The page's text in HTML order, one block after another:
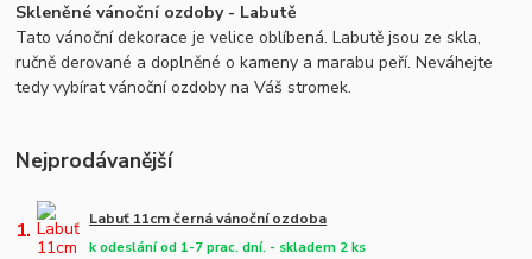
Skleněné vánoční ozdoby - Labutě
Tato vánoční dekorace je velice oblíbená. Labutě jsou ze skla,
ručně derované a doplněné o kameny a marabu peří. Neváhejte
tedy vybírat vánoční ozdoby na Váš stromek.
Nejprodávanější
1. Labuť 11cm černá vánoční ozdoba
k odeslání od 1-7 prac. dní. - skladem 2 ks